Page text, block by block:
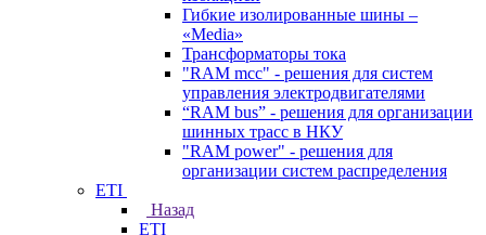
Гибкие изолированные шины –
«Media»
Трансформаторы тока
"RAM mcc" - решения для систем
управления электродвигателями
“RAM bus” - решения для организации
шинных трасс в НКУ
"RAM power" - решения для
организации систем распределения
ETI
Назад
ETI